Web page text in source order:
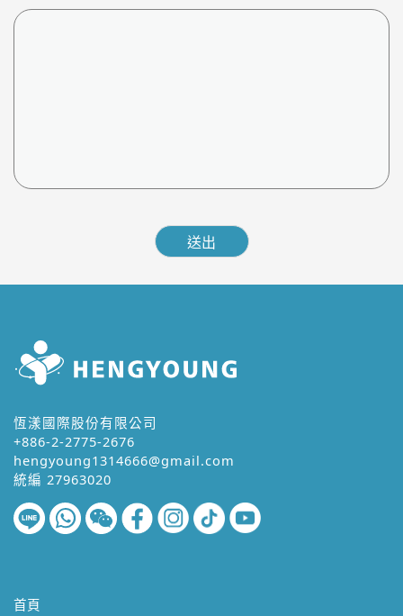
恆漾國際股份有限公司
+886-2-2775-2676
hengyoung1314666@gmail.com
統編 27963020
首頁